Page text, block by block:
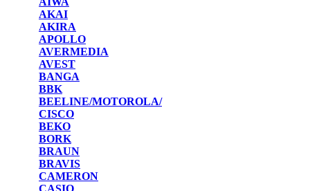
AKAI
AKIRA
APOLLO
AVERMEDIA
AVEST
BANGA
BBK
BEELINE/MOTOROLA/
CISCO
BEKO
BORK
BRAUN
BRAVIS
CAMERON
CASIO